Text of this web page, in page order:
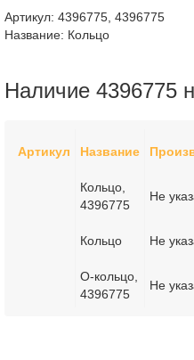
Артикул: 4396775, 4396775
Название: Кольцо
Наличие 4396775
Артикул Название
Кольцо,
4396775
Не
Кольцо Не
О-кольцо,
4396775
Не